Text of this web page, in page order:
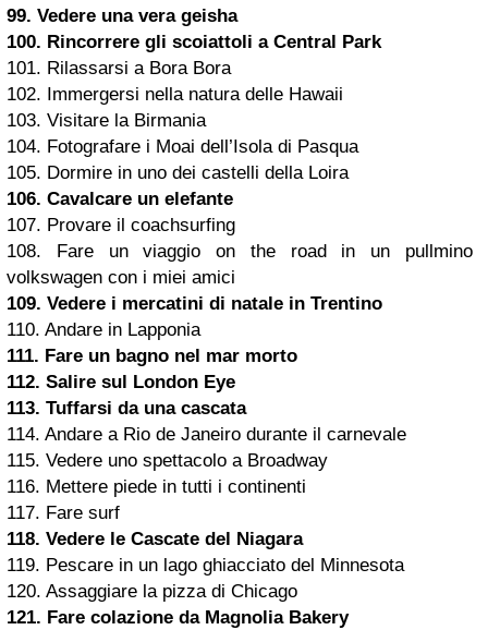
99. Vedere una vera geisha
100. Rincorrere gli scoiattoli a Central Park
101. Rilassarsi a Bora Bora
102. Immergersi nella natura delle Hawaii
103. Visitare la Birmania
104. Fotografare i Moai dell’Isola di Pasqua
105. Dormire in uno dei castelli della Loira
106. Cavalcare un elefante
107. Provare il coachsurfing
108. Fare un viaggio on the road in un pullmino
volkswagen con i miei amici
109. Vedere i mercatini di natale in Trentino
110. Andare in Lapponia
111. Fare un bagno nel mar morto
112. Salire sul London Eye
113. Tuffarsi da una cascata
114. Andare a Rio de Janeiro durante il carnevale
115. Vedere uno spettacolo a Broadway
116. Mettere piede in tutti i continenti
117. Fare surf
118. Vedere le Cascate del Niagara
119. Pescare in un lago ghiacciato del Minnesota
120. Assaggiare la pizza di Chicago
121. Fare colazione da Magnolia Bakery